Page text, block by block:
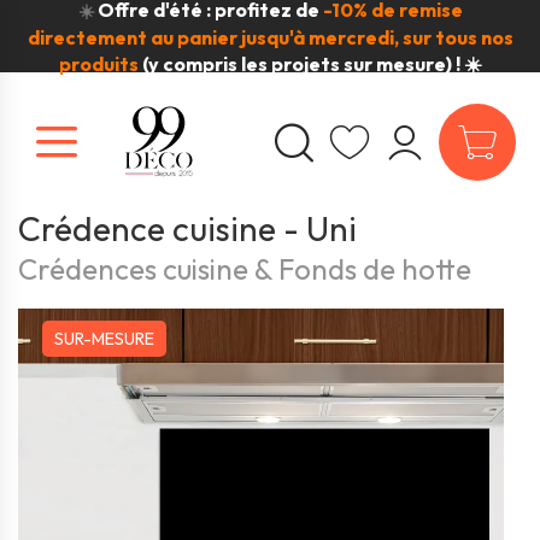
☀️ Offre d'été : profitez de -10% de remise
directement au panier jusqu'à mercredi, sur tous nos
produits (y compris les projets sur mesure) ! ☀️
Crédence cuisine - Uni
Crédences cuisine & Fonds de hotte
SUR-MESURE